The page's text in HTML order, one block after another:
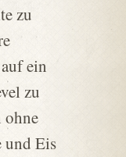
zu
ein
zu
ohne
und Eis